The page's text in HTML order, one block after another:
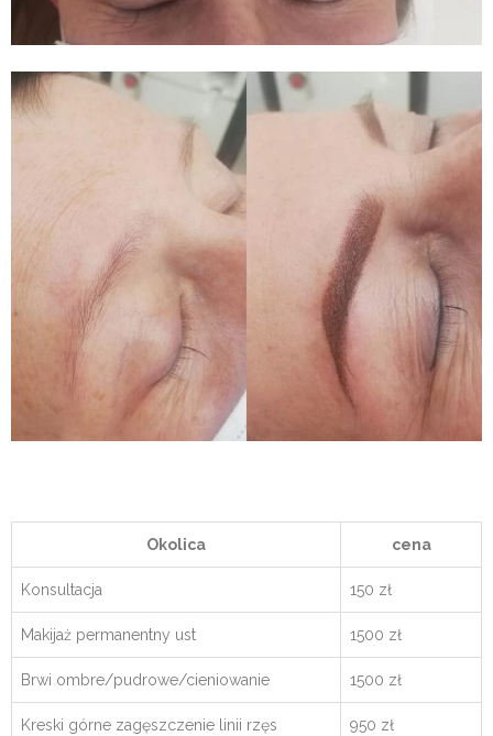
Okolica cena
Konsultacja 150 zł
Makijaż permanentny ust 1500 zł
Brwi ombre/pudrowe/cieniowanie 1500 zł
Kreski górne zagęszczenie linii rzęs 950 zł